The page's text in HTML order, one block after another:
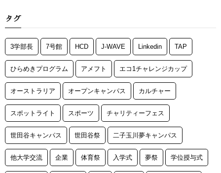
タグ
3学部長 7号館 HCD J-WAVE Linkedin TAP
ひらめきプログラム アメフト エコ1チャレンジカップ
オーストラリア オープンキャンパス カルチャー
スポットライト スポーツ チャリティーフェス
世田谷キャンパス 世田谷祭 二子玉川夢キャンパス
他大学交流 企業 体育祭 入学式 夢祭 学位授与式